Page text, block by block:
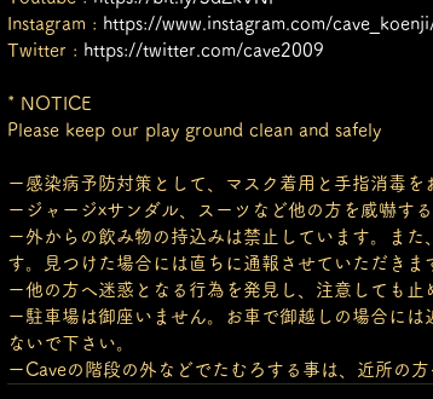
Instagram : https://www.instagram.com/
Twitter : https://twitter.com/cave2009
* NOTICE
Please keep our play ground clean and safely
ー感染病予防対策として、マスク着用と手指消毒を
ージャージxサンダル、スーツなど他の方を威嚇す
ー外からの飲み物の持込みは禁止しています。ま
す。見つけた場合には直ちに通報させていただきま
ー他の方へ迷惑となる行為を発見し、注意しても
ー駐車場は御座いません。お車で御越しの場合に
ないで下さい。
ーCaveの階段の外などでたむろする事は、近所の